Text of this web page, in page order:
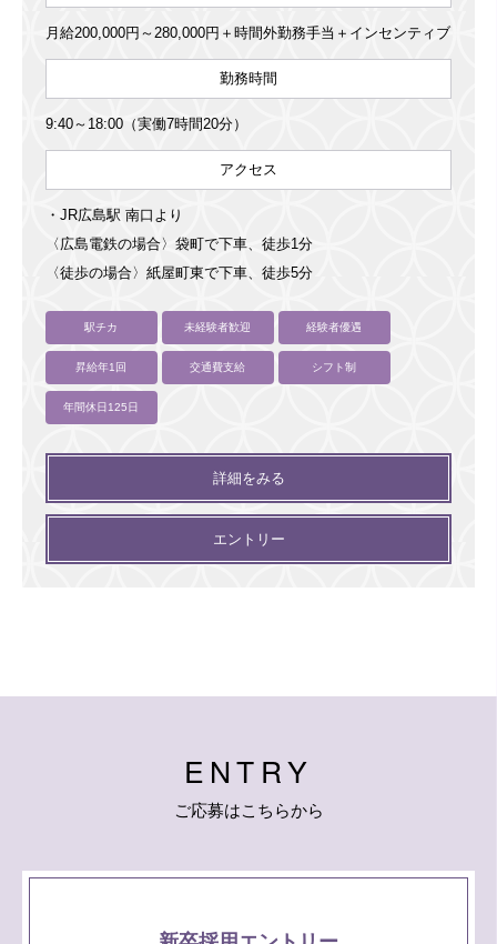
月給200,000円～280,000円＋時間外勤務手当＋インセンティブ
勤務時間
9:40～18:00（実働7時間20分）
アクセス
・JR広島駅 南口より
〈広島電鉄の場合〉袋町で下車、徒歩1分
〈徒歩の場合〉紙屋町東で下車、徒歩5分
駅チカ 未経験者歓迎 経験者優遇
昇給年1回 交通費支給 シフト制
年間休日125日
詳細をみる
エントリー
E NT RY
ご応募はこ ち らから